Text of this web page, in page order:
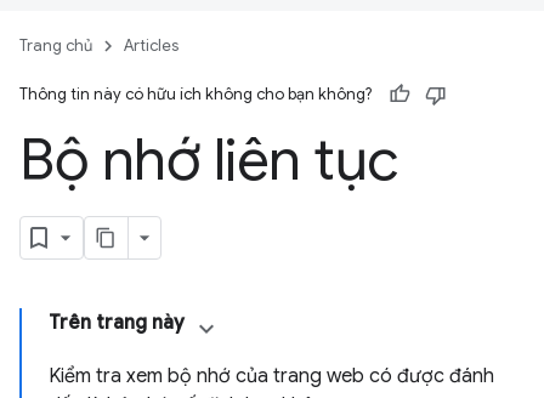
Trang chủ Articles
Thông tin này có hữu ích không cho bạn không?
Bộ nhớ liên tục
Trên trang này
Kiểm tra xem bộ nhớ của trang web có được đánh